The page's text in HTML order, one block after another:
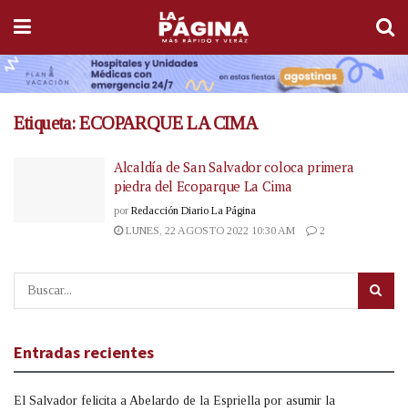
Etiqueta:ECOPARQUE LA CIMA
Alcaldía de San Salvador coloca primera
piedra del Ecoparque La Cima
por Redacción Diario La Página
LUNES, 22 AGOSTO 2022 10:30 AM
2
Entradas recientes
El Salvador felicita a Abelardo de la Espriella por asumir la